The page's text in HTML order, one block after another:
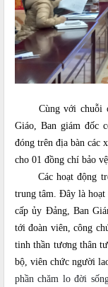
Cùng với chuỗi
Giáo, Ban giám đốc
đóng trên địa bàn các
cho 01 đồng chí bảo
Các hoạt động
trung tâm. Đây là hoạt
cấp ủy Đảng, Ban
tới đoàn viên, công
tinh thần tương thân
bộ, viên chức người
phần chăm lo đời